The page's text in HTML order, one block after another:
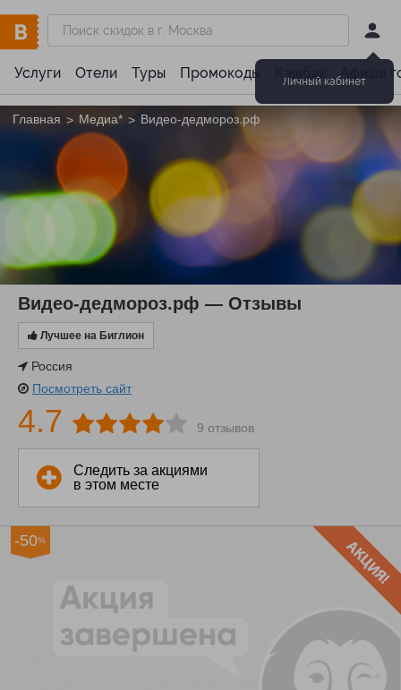
Личный кабинет
Услуги Отели Туры Промокоды Кэшбэк Афиша
Главная > Медиа* > Видео-дедмороз.рф
Видео-дедмороз.рф — Отзывы
Лучшее на Биглион
Россия
Посмотреть сайт
4.7 9 отзывов
Следить за акциями
в этом месте
-50%